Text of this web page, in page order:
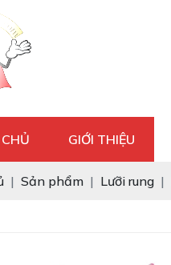
GIỚI THIỆU
Sản phẩm Lưỡi rung